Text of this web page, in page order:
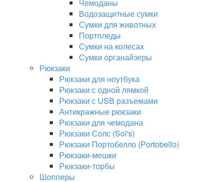
Чемоданы
Водозащитные сумки
Сумки для животных
Портпледы
Сумки на колесах
Сумки органайзеры
Рюкзаки
Рюкзаки для ноутбука
Рюкзаки с одной лямкой
Рюкзаки с USB разъемами
Антикражные рюкзаки
Рюкзаки для чемодана
Рюкзаки Солс (Sol's)
Рюкзаки Портобелло (Portobello)
Рюкзаки-мешки
Рюкзаки-торбы
Шопперы